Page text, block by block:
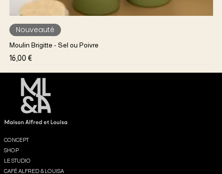
Nouveauté
Moulin Brigitte - Sel ou Poivre
Prix
16,00 €
CONCEPT
SHOP
LE STUDIO
CAFÉ ALFRED & LOUISA